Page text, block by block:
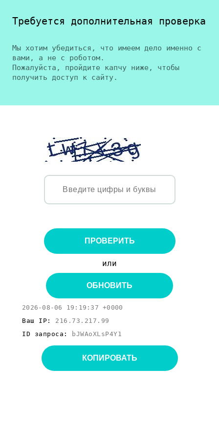
Требуется дополнительная проверка
Мы хотим убедиться, что имеем дело именно с
вами, а не с роботом.
Пожалуйста, пройдите капчу ниже, чтобы
получить доступ к сайту.
ПРОВЕРИТЬ
или
ОБНОВИТЬ
2026-08-06 19:19:37 +0000
Ваш IP: 216.73.217.99
ID запроса:
bJWAoXLsP4Y1
КОПИРОВАТЬ